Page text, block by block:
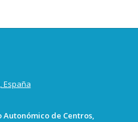
España
de Centros,